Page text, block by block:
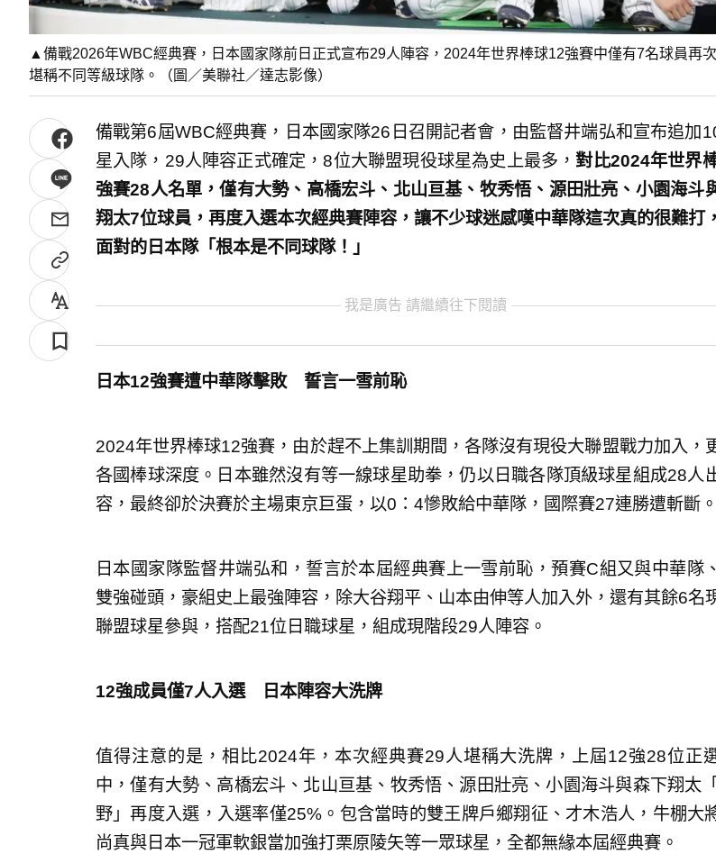
▲備戰2026年WBC經典賽，日本國家隊前日正式宣布29人陣容，2024年世界棒球12強賽中僅有7名球員再次
堪稱不同等級球隊。（圖／美聯社／達志影像）
備戰第6屆WBC經典賽，日本國家隊26日召開記者會，由監督井端弘和宣布追加
星入隊，29人陣容正式確定，8位大聯盟現役球星為史上最多，對比2024年世界
強賽28人名單，僅有大勢、高橋宏斗、北山亘基、牧秀悟、源田壯亮、小園海斗
翔太7位球員，再度入選本次經典賽陣容，讓不少球迷感嘆中華隊這次真的很難打
面對的日本隊「根本是不同球隊！」
我是廣告 請繼續往下閱讀
日本12強賽遭中華隊擊敗 誓言一雪前恥
2024年世界棒球12強賽，由於趕不上集訓期間，各隊沒有現役大聯盟戰力加入，
各國棒球深度。日本雖然沒有等一線球星助拳，仍以日職各隊頂級球星組成28人
容，最終卻於決賽於主場東京巨蛋，以0：4慘敗給中華隊，國際賽27連勝遭斬斷。
日本國家隊監督井端弘和，誓言於本屆經典賽上一雪前恥，預賽C組又與中華隊
雙強碰頭，豪組史上最強陣容，除大谷翔平、山本由伸等人加入外，還有其餘6名
聯盟球星參與，搭配21位日職球星，組成現階段29人陣容。
12強成員僅7人入選 日本陣容大洗牌
值得注意的是，相比2024年，本次經典賽29人堪稱大洗牌，上屆12強28位正
中，僅有大勢、高橋宏斗、北山亘基、牧秀悟、源田壯亮、小園海斗與森下翔太
野」再度入選，入選率僅25%。包含當時的雙王牌戶鄉翔征、才木浩人，牛棚大
尚真與日本一冠軍軟銀當加強打栗原陵矢等一眾球星，全都無緣本屆經典賽。